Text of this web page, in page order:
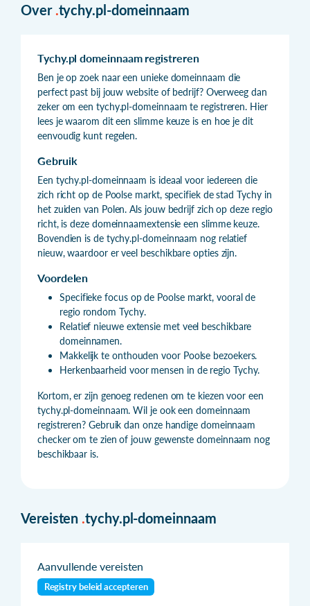
Over .tychy.pl-domeinnaam
Tychy.pl domeinnaam registreren
Ben je op zoek naar een unieke domeinnaam die
perfect past bij jouw website of bedrijf? Overweeg dan
zeker om een tychy.pl-domeinnaam te registreren. Hier
lees je waarom dit een slimme keuze is en hoe je dit
eenvoudig kunt regelen.
Gebruik
Een tychy.pl-domeinnaam is ideaal voor iedereen die
zich richt op de Poolse markt, specifiek de stad Tychy in
het zuiden van Polen. Als jouw bedrijf zich op deze regio
richt, is deze domeinnaamextensie een slimme keuze.
Bovendien is de tychy.pl-domeinnaam nog relatief
nieuw, waardoor er veel beschikbare opties zijn.
Voordelen
Specifieke focus op de Poolse markt, vooral de
regio rondom Tychy.
Relatief nieuwe extensie met veel beschikbare
domeinnamen.
Makkelijk te onthouden voor Poolse bezoekers.
Herkenbaarheid voor mensen in de regio Tychy.
Kortom, er zijn genoeg redenen om te kiezen voor een
tychy.pl-domeinnaam. Wil je ook een domeinnaam
registreren? Gebruik dan onze handige domeinnaam
checker om te zien of jouw gewenste domeinnaam nog
beschikbaar is.
Vereisten .tychy.pl-domeinnaam
Aanvullende vereisten
Registry beleid accepteren